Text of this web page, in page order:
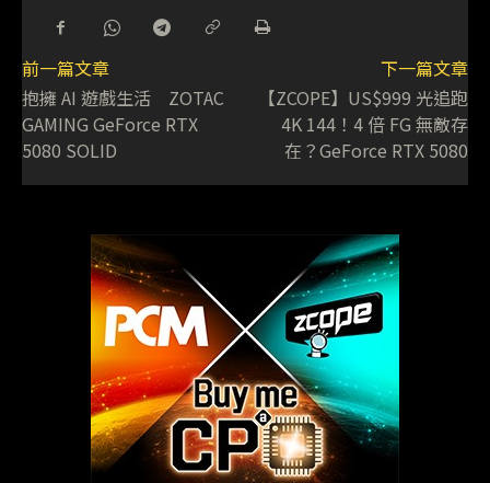
前一篇文章
抱擁 AI 遊戲生活 ZOTAC
GAMING GeForce RTX
5080 SOLID
下一篇文章
【ZCOPE】US$999 光追跑
4K 144！4 倍 FG 無敵存
在？GeForce RTX 5080